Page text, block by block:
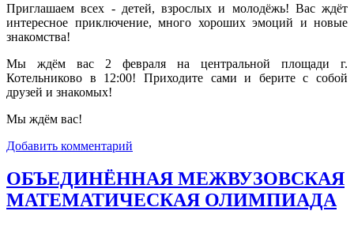
Приглашаем всех - детей, взрослых и молодёжь! Вас ждёт
интересное приключение, много хороших эмоций и новые
знакомства!
Мы ждём вас 2 февраля на центральной площади г.
Котельниково в 12:00! Приходите сами и берите с собой
друзей и знакомых!
Мы ждём вас!
Добавить комментарий
ОБЪЕДИНЁННАЯ МЕЖВУЗОВСКАЯ
МАТЕМАТИЧЕСКАЯ ОЛИМПИАДА